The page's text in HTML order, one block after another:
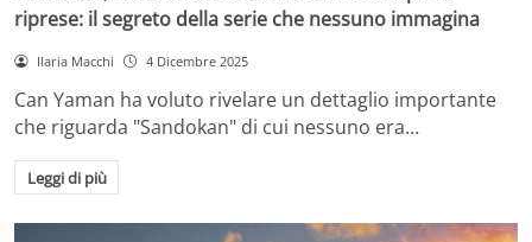
riprese: il segreto della serie che nessuno immagina
Ilaria Macchi 4 Dicembre 2025
Can Yaman ha voluto rivelare un dettaglio importante
che riguarda "Sandokan" di cui nessuno era…
Leggi di più